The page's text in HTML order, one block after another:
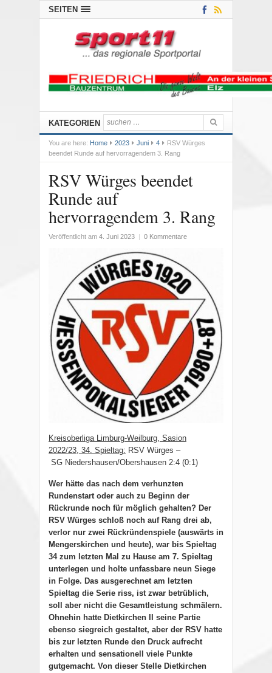
SEITEN
KATEGORIEN
You are here: Home 2023 Juni 4
RSV Würges
beendet Runde auf hervorragendem 3. Rang
RSV Würges beendet
Runde auf
hervorragendem 3. Rang
Veröffentlicht am 4. Juni 2023 0 Kommentare
Kreisoberliga Limburg-Weilburg, Sasion
2022/23, 34. Spieltag: RSV Würges –
SG Niedershausen/Obershausen 2:4 (0:1)
Wer hätte das nach dem verhunzten
Rundenstart oder auch zu Beginn der
Rückrunde noch für möglich gehalten? Der
RSV Würges schloß noch auf Rang drei ab,
verlor nur zwei Rückründenspiele (auswärts in
Mengerskirchen und heute), war bis Spieltag
34 zum letzten Mal zu Hause am 7. Spieltag
unterlegen und holte unfassbare neun Siege
in Folge. Das ausgerechnet am letzten
Spieltag die Serie riss, ist zwar betrüblich,
soll aber nicht die Gesamtleistung schmälern.
Ohnehin hatte Dietkirchen II seine Partie
ebenso siegreich gestaltet, aber der RSV hatte
bis zur letzten Runde den Druck aufrecht
erhalten und sensationell viele Punkte
gutgemacht. Von dieser Stelle Dietkirchen